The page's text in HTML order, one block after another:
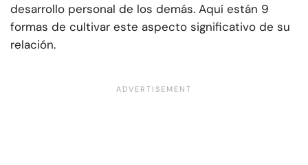
desarrollo personal de los demás. Aquí están 9
formas de cultivar este aspecto significativo de su
relación.